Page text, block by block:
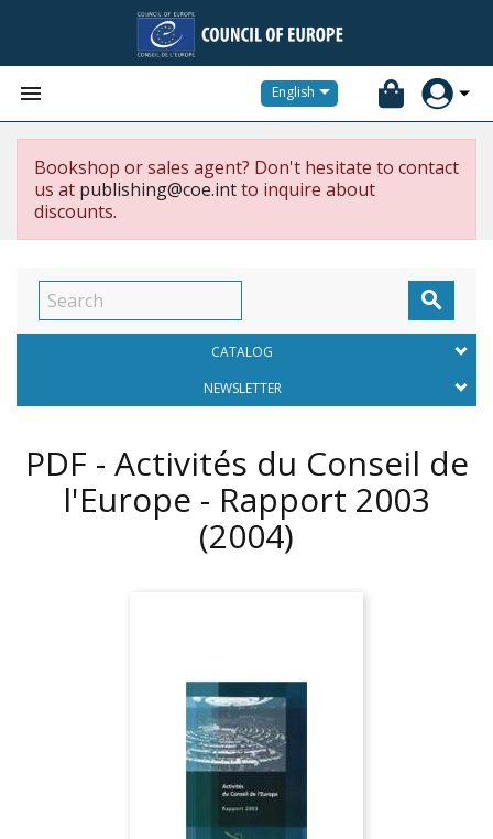
 English
Bookshop or sales agent? Don't hesitate to contact
us at publishing@coe.intto inquire about
discounts.

CATALOG
NEWSLETTER
PDF - Activités du Conseil de
l'Europe - Rapport 2003
(2004)